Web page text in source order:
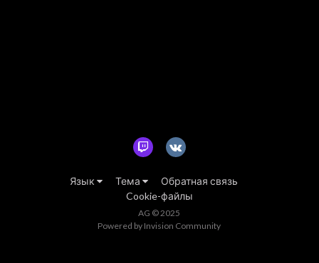
Язык Тема
Обратная связь
Cookie-файлы
AG © 2025
Powered by Invision Community